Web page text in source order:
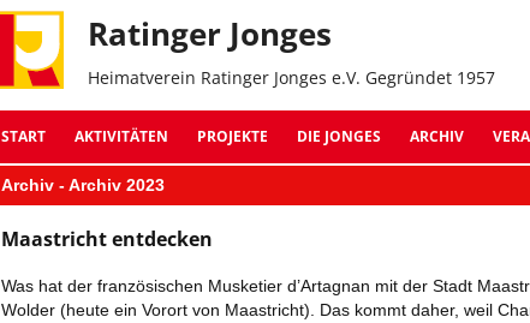
Ratinger Jonges
Heimatverein Ratinger Jonges e.V. Gegründet 1957
START AKTIVITÄTEN PROJEKTE DIE JONGES ARCHIV
ARCHIV 2024
Archiv - Archiv 2023
Maastricht entdecken
Was hat der französischen Musketier d’Artagnan mit der Stadt
Wolder (heute ein Vorort von Maastricht). Das kommt daher, weil